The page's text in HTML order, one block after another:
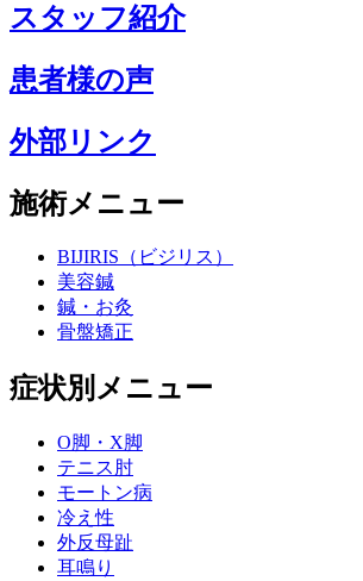
スタッフ紹介
患者様の声
外部リンク
施術メニュー
BIJIRIS（ビジリス）
美容鍼
鍼・お灸
骨盤矯正
症状別メニュー
O脚・X脚
テニス肘
モートン病
冷え性
外反母趾
耳鳴り